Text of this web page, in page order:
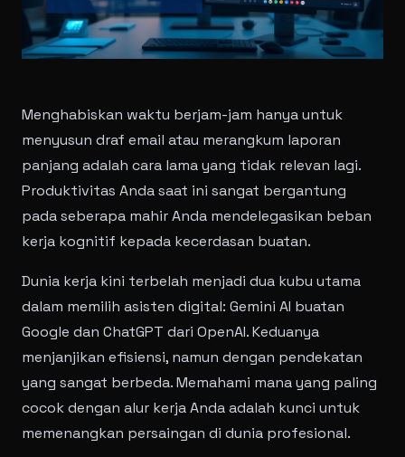
Menghabiskan waktu berjam-jam hanya untuk
menyusun draf email atau merangkum laporan
panjang adalah cara lama yang tidak relevan lagi.
Produktivitas Anda saat ini sangat bergantung
pada seberapa mahir Anda mendelegasikan beban
kerja kognitif kepada kecerdasan buatan.
Dunia kerja kini terbelah menjadi dua kubu utama
dalam memilih asisten digital: Gemini AI buatan
Google dan ChatGPT dari OpenAI. Keduanya
menjanjikan efisiensi, namun dengan pendekatan
yang sangat berbeda. Memahami mana yang paling
cocok dengan alur kerja Anda adalah kunci untuk
memenangkan persaingan di dunia profesional.